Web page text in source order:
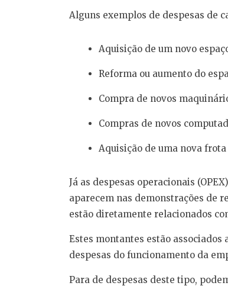
Alguns exemplos de despesas de
Aquisição de um novo
Reforma ou aumento do
Compra de novos
Compras de novos
Aquisição de uma nova
Já as despesas operacionais
aparecem nas demonstrações de
estão diretamente relacionados
Estes montantes estão associados
despesas do funcionamento da
Para de despesas deste tipo,